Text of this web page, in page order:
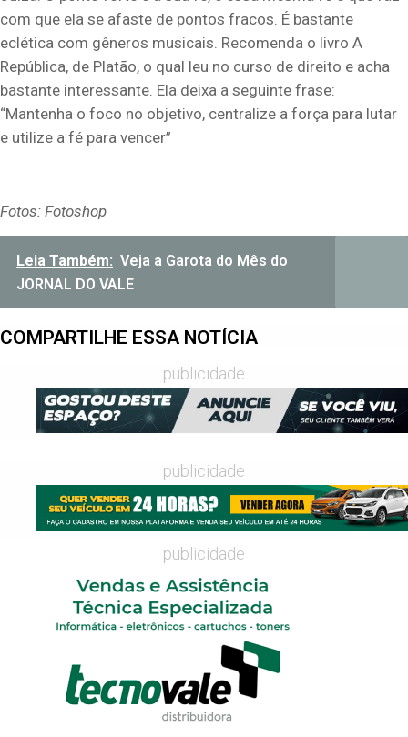
com que ela se afaste de pontos fracos. É bastante
eclética com gêneros musicais. Recomenda o livro A
República, de Platão, o qual leu no curso de direito e acha
bastante interessante. Ela deixa a seguinte frase:
“Mantenha o foco no objetivo, centralize a força para lutar
e utilize a fé para vencer”
Fotos: Fotoshop
Leia Também: Veja a Garota do Mês do
JORNAL DO VALE
COMPARTILHE ESSA NOTÍCIA
publicidade
publicidade
publicidade